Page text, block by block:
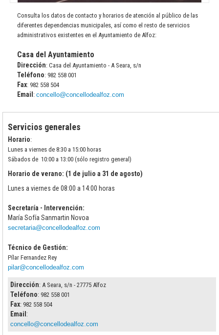
Consulta los datos de contacto y horarios de atención al público de las
diferentes dependencias municipales, así como el resto de servicios
administrativos existentes en el Ayuntamiento de Alfoz:
Casa del Ayuntamiento
Dirección: Casa del Ayuntamiento - A Seara, s/n
Teléfono: 982 558 001
Fax: 982 558 504
Email : concello@concellodealfoz.com
Servicios generales
Horario:
Lunes a viernes de 8:30 a 15:00 horas
Sábados de 10:00 a 13:00 (sólo registro general)
Horario de verano: (1 de julio a 31 de agosto)
Lunes a viernes de 08:00 a 14:00 horas
Secretaría - Intervención:
María Sofía Sanmartin Novoa
secretaria@concellodealfoz.com
Técnico de Gestión:
Pílar Fernandez Rey
pilar@concellodealfoz.com
Dirección: A Seara, s/n - 27775 Alfoz
Teléfono: 982 558 001
Fax: 982 558 504
Email :
concello@concellodealfoz.com